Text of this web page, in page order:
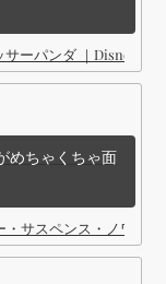
サーパンダ ｜Disney (
めちゃくちゃ面
・サスペンス・ノワー